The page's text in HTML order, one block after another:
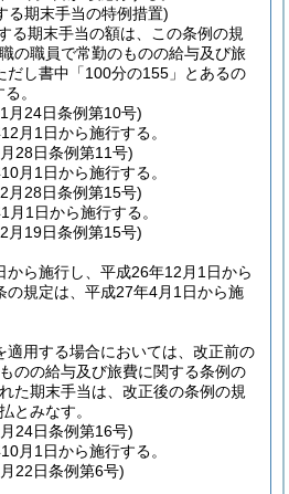
る期末手当の特例措置)
る期末手当の額は、この条例の規
の職員で常勤のものの給与及び旅
だし書中「100分の155」とあるの
。
月24日条例第10号)
月1日から施行する。
28日条例第11号)
月1日から施行する。
月28日条例第15号)
月1日から施行する。
月19日条例第15号)
から施行し、平成26年12月1日から
の規定は、平成27年4月1日から施
適用する場合においては、改正前の
のの給与及び旅費に関する条例の
た期末手当は、改正後の条例の規
とみなす。
24日条例第16号)
月1日から施行する。
22日条例第6号)